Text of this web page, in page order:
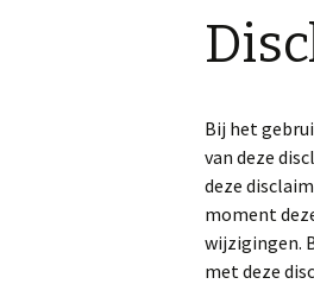
Bij het
van deze
deze
moment
wijzigingen.
met deze